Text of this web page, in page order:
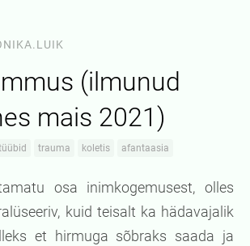
(ilmunud
mais 2021)
trauma koletis afantaasia
osa inimkogemusest, olles
kuid teisalt ka hädavajalik
et hirmuga sõbraks saada ja